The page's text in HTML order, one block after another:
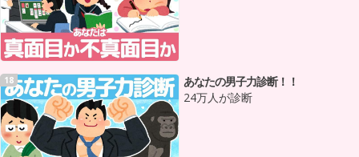
18
あなたの男子力診断！！
24万人が診断